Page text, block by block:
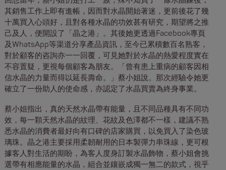
其銷售工作上即有進帳，因而對水晶開始著迷，更前後花了幾
十萬買入心頭好，且對各種水晶的功效甚有研究，期望將之推
己及人，便開設了「晶之港」。其後她更透過Facebook專頁
及WhatsApp等渠道分享產品資訊，至今已累積數百名熟客，
對於顧客的咨詢亦一一回覆，可見她對於水晶的熱愛程度實在
不容置疑，更視每個顧客為朋友。「曾有患上重病的顧客因相
信水晶的力量而得以延長壽命。」蔡小姐說。那次經驗令她更
確立了一份助人的使命感，亦認定了水晶買賣為終身事業。
蔡小姐指出，真的天然水晶帶有能量，且不同品種具有不同功
效，每一顆天然水晶的紋理、花紋及色澤都不一樣，建議不熟
悉水晶的消費者最好向有口碑的店家購買，以免買入了染色玻
璃珠。晶之港主要採用柔韌耐用的日本製彈力串珠線，更可根
據客人對生活的期盼，為客人度身訂製水晶飾物，蔡小姐會挑
選帶有相應能量的水晶，組合並鑲嵌成獨一無二的款式，視乎